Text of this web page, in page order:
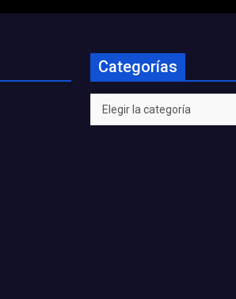
Categorías
Categorías